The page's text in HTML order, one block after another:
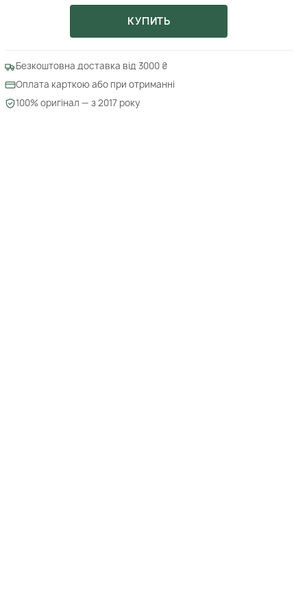
КУПИТЬ
Безкоштовна доставка від 3000 ₴
Оплата карткою або при отриманні
100% оригінал — з 2017 року